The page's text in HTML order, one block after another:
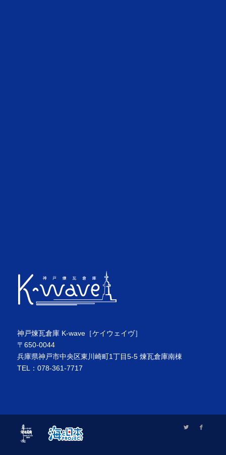
神戸煉瓦倉庫 K-wave［ケイウェイヴ］
〒650-0044
兵庫県神戸市中央区東川崎町1丁目5-5 煉瓦倉庫南棟
TEL：078-361-7717